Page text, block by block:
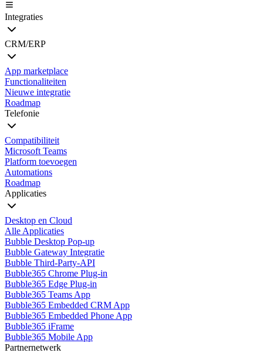
Integraties
CRM/ERP
App marketplace
Functionaliteiten
Nieuwe integratie
Roadmap
Telefonie
Compatibiliteit
Microsoft Teams
Platform toevoegen
Automations
Roadmap
Applicaties
Desktop en Cloud
Alle Applicaties
Bubble Desktop Pop-up
Bubble Gateway Integratie
Bubble Third-Party-API
Bubble365 Chrome Plug-in
Bubble365 Edge Plug-in
Bubble365 Teams App
Bubble365 Embedded CRM App
Bubble365 Embedded Phone App
Bubble365 iFrame
Bubble365 Mobile App
Partnernetwerk